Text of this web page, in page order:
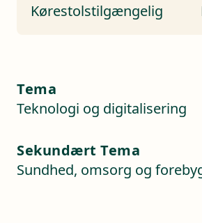
Kørestolstilgængelig
Tema
Teknologi og digitalisering
Sekundært Tema
Sundhed, omsorg og